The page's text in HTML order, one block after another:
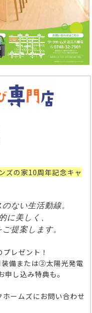
ズの家10周年記念キャ
ない生活動線。
に美しく、
提案します。
レゼント！
備または②太陽光発電
し込み特典も。
ームズにお問い合わせ